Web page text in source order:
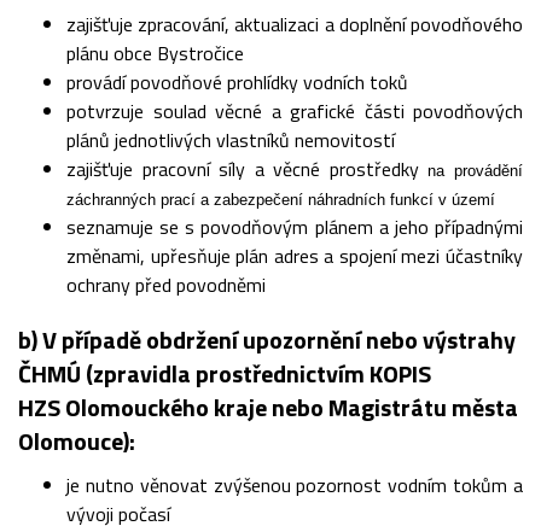
zajišťuje zpracování, aktualizaci a doplnění povodňového
plánu obce Bystročice
provádí povodňové prohlídky vodních toků
potvrzuje soulad věcné a grafické části povodňových
plánů jednotlivých vlastníků nemovitostí
zajišťuje pracovní síly a věcné prostředkyna provádění
záchranných prací a zabezpečení náhradních funkcí v území
seznamuje se s povodňovým plánem a jeho případnými
změnami, upřesňuje plán adres a spojení mezi účastníky
ochrany před povodněmi
b) V případě obdržení upozornění nebo výstrahy
ČHMÚ (zpravidla prostřednictvím KOPIS
HZS Olomouckého kraje nebo Magistrátu města
Olomouce):
je nutno věnovat zvýšenou pozornost vodním tokům a
vývoji počasí